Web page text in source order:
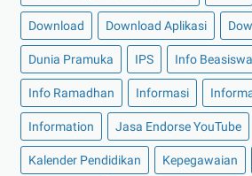
Download Download Aplikasi
Dunia Pramuka IPS Info Beasiswa
Info Ramadhan Informasi
Information Jasa Endorse YouTube
Kalender Pendidikan Kepegawaian